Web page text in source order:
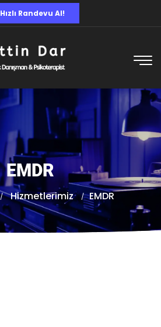
Hızlı Randevu Al!
EMDR
Hizmetlerimiz EMDR